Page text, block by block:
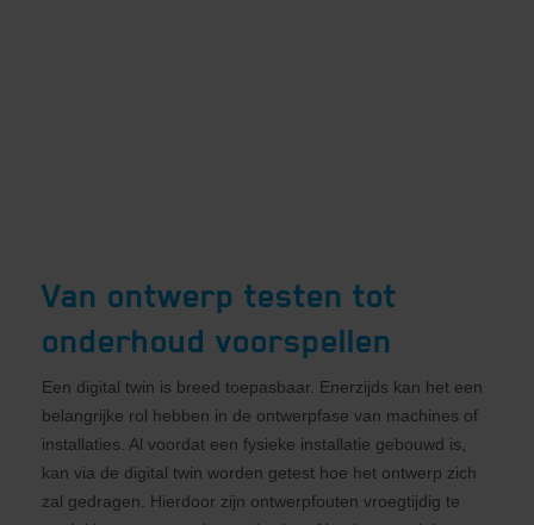
Van ontwerp testen tot
onderhoud voorspellen
Een digital twin is breed toepasbaar. Enerzijds kan het een
belangrijke rol hebben in de ontwerpfase van machines of
installaties. Al voordat een fysieke installatie gebouwd is,
kan via de digital twin worden getest hoe het ontwerp zich
zal gedragen. Hierdoor zijn ontwerpfouten vroegtijdig te